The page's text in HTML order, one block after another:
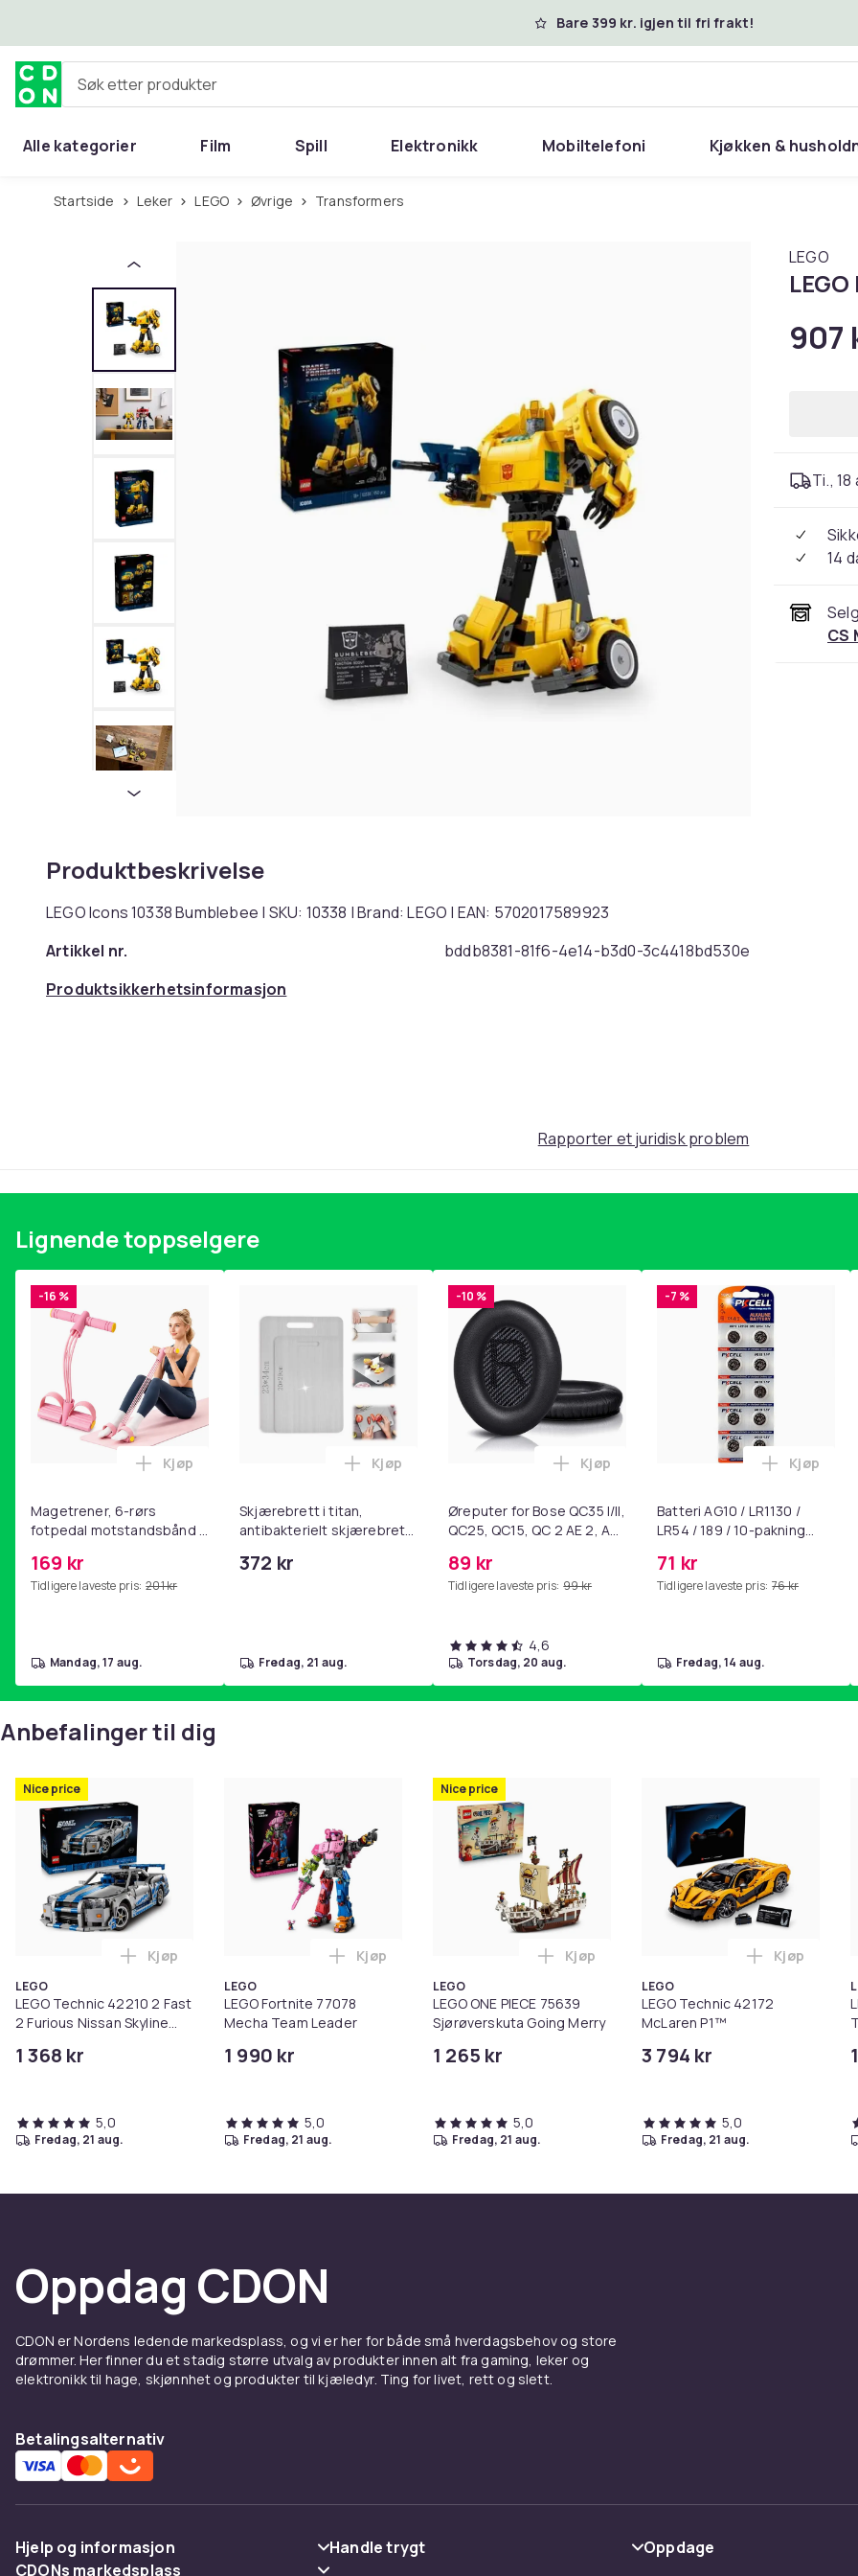
Bare 399 kr. igjen til fri frakt!
Søk etter produkter
Alle kategorier Film Spill Elektronikk Mobiltelefoni Kjøkken &
Startside Leker LEGO Øvrige Transformers
Produktbeskrivelse
LEGO Icons 10338 Bumblebee | SKU: 10338 | Brand: LEGO | EAN: 5702017589923
Artikkel nr.
bddb8381-81f6-4e14-b3d0-3c4418bd530e
Produktsikkerhetsinformasjon
LEGO
907
Ti., 18
14
CS
Rapporter et juridisk problem
Lignende toppselgere
-16 %
Magetrener, 6-rørs
fotpedal motstandsbånd -
yoga og
hjemmegymnastikk Pink
169 kr
Tidligere laveste pris: 201 kr
Legg Magetrener, 6-rørs fotpedal motstandsbånd - mage- og kjernetrening, yoga og
Kjøp
mandag, 17 aug.
Skjærebrett i titan,
antibakterielt skjærebrett,
BPA-fri (2 stk.)
372 kr
Legg Skjærebrett i titan, antibakterielt skjærebrett, skjærebrett i
Kjøp
fredag, 21 aug.
-10 %
Øreputer for Bose QC35 I/II,
QC25, QC15, QC 2 AE 2, AE
SoundLink Black
89 kr
Tidligere laveste pris: 99 kr
Legg Øreputer for Bose QC35 I/II, QC25,
Kjøp
4,6
torsdag, 20 aug.
-7 %
Batteri AG10 / LR1130 /
LR54 / 189 / 10-pakning
71 kr
Tidligere laveste pris: 76 kr
Legg
Kjøp
fredag, 14 aug.
Anbefalinger til dig
Nice price
LEGO
LEGO Technic 42210 2 Fast
2 Furious Nissan Skyline
1 368 kr
Legg LEGO Technic 42210 2 Fast 2 Furious Nissan Skyline GT-R (R34)-bil i handlekurven
Kjøp
5,0
fredag, 21 aug.
LEGO
LEGO Fortnite 77078
Mecha Team Leader
1 990 kr
Legg LEGO Fortnite 77078 Mecha Team Leader i handlekurven
Kjøp
5,0
fredag, 21 aug.
Nice price
LEGO
LEGO ONE PIECE 75639
Sjørøverskuta Going Merry
1 265 kr
Legg LEGO ONE PIECE 75639
Kjøp
5,0
fredag, 21 aug.
LEGO
LEGO Technic 42172
McLaren P1™
3 794 kr
Legg LEGO
Kjøp
5,0
fredag, 21 aug.
Oppdag CDON
CDON er Nordens ledende markedsplass, og vi er her for både små hverdagsbehov og store
drømmer. Her finner du et stadig større utvalg av produkter innen alt fra gaming, leker og
elektronikk til hage, skjønnhet og produkter til kjæledyr. Ting for livet, rett og slett.
Betalingsalternativ
Hjelp og informasjon
Handle trygt
Oppdage
CDONs markedsplass